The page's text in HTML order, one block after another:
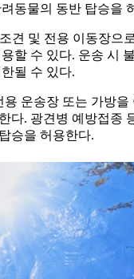
동물의 동반 탑승을
견 및 전용 이동장으
할 수 있다. 운송 시
될 수 있다.
운송장 또는 가방을
다. 광견병 예방접종
승을 허용한다.